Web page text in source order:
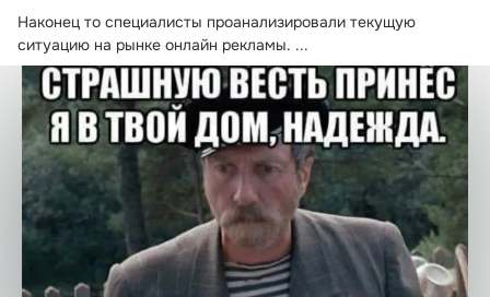
Наконец то специалисты проанализировали текущую
ситуацию на рынке онлайн рекламы. ...